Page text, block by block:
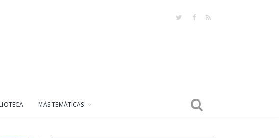
TwitterFacebook
RSS
MÁS TEMÁTICAS